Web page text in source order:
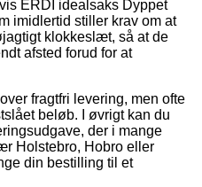
ERDI idealsaks Dyppet
imidlertid stiller krav om at
klokkeslæt, så at de
afsted forud for at
fragtfri levering, men ofte
beløb. I øvrigt kan du
der i mange
Holstebro, Hobro eller
din bestilling til et